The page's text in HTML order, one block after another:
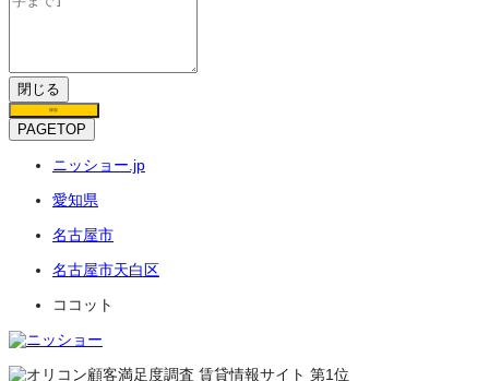
閉じる
保存
PAGETOP
ニッショー.jp
愛知県
名古屋市
名古屋市天白区
ココット